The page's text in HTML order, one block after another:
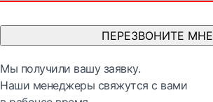
ПЕРЕЗВОНИТЕ МНЕ
Мы получили вашу заявку.
Наши менеджеры свяжутся с вами